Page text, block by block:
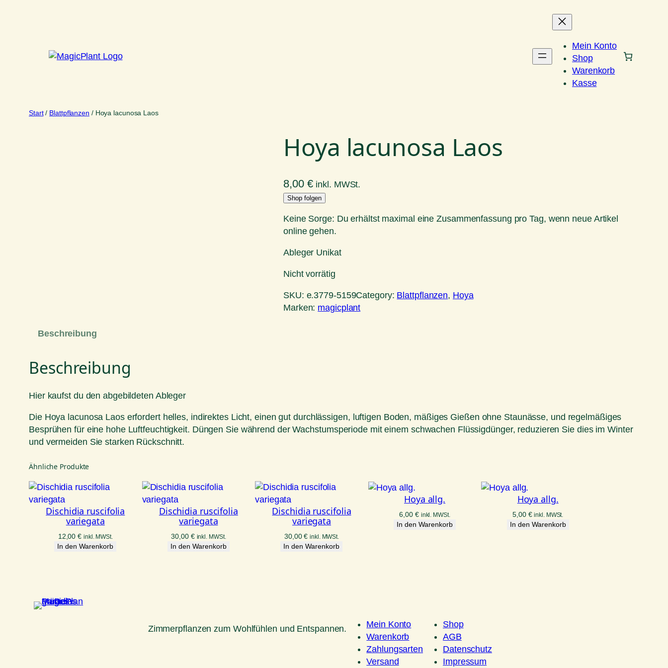
Mein Konto
Shop
Warenkorb
Kasse
Start/ Blattpflanzen / Hoya lacunosa Laos
Hoya lacunosa Laos
8,00 € inkl. MWSt.
Shop folgen
Keine Sorge: Du erhältst maximal eine Zusammenfassung pro Tag, wenn neue Artikel
online gehen.
Ableger Unikat
Nicht vorrätig
SKU: e.3779-5159Category: Blattpflanzen, Hoya
Marken: magicplant
Beschreibung
Beschreibung
Hier kaufst du den abgebildeten Ableger
Die Hoya lacunosa Laos erfordert helles, indirektes Licht, einen gut durchlässigen, luftigen Boden, mäßiges Gießen ohne Staunässe, und regelmäßiges
Besprühen für eine hohe Luftfeuchtigkeit. Düngen Sie während der Wachstumsperiode mit einem schwachen Flüssigdünger, reduzieren Sie dies im Winter
und vermeiden Sie starken Rückschnitt.
Ähnliche Produkte
Dischidia ruscifolia
variegata
12,00€ inkl. MWSt.
In den Warenkorb
Dischidia ruscifolia
variegata
30,00 € inkl. MWSt.
In den Warenkorb
Dischidia ruscifolia
variegata
30,00€ inkl. MWSt.
In den Warenkorb
Hoya allg.
6,00 € inkl. MWSt.
In den Warenkorb
Hoya allg.
5,00 € inkl. MWSt.
In den Warenkorb
Zimmerpflanzen zum Wohlfühlen und Entspannen.
Mein Konto
Warenkorb
Zahlungsarten
Versand
Shop
AGB
Datenschutz
Impressum